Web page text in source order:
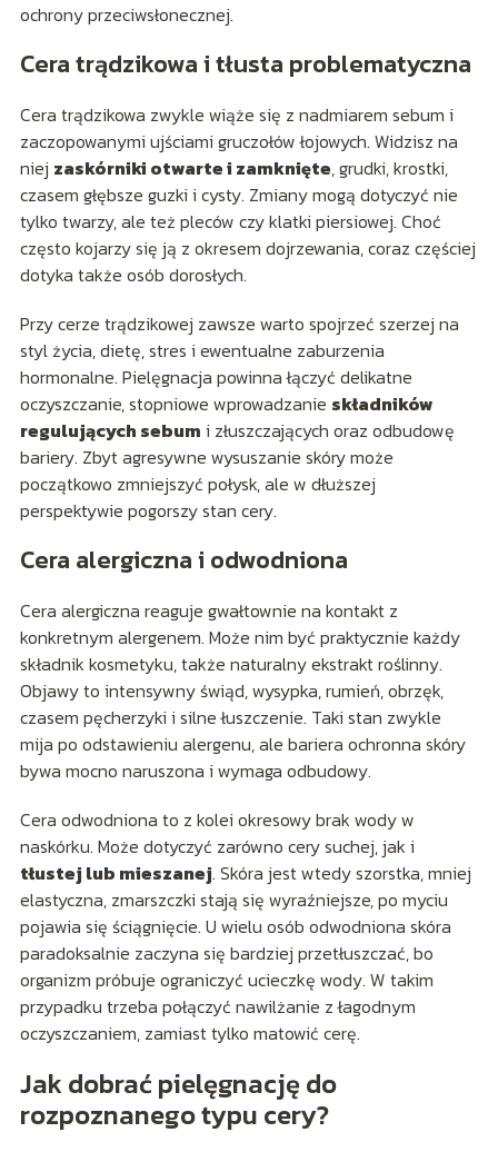
ochrony przeciwsłonecznej.
Cera trądzikowa i tłusta problematyczna
Cera trądzikowa zwykle wiąże się z nadmiarem sebum i
zaczopowanymi ujściami gruczołów łojowych. Widzisz na
niej zaskórniki otwarte i zamknięte, grudki, krostki,
czasem głębsze guzki i cysty. Zmiany mogą dotyczyć nie
tylko twarzy, ale też pleców czy klatki piersiowej. Choć
często kojarzy się ją z okresem dojrzewania, coraz częściej
dotyka także osób dorosłych.
Przy cerze trądzikowej zawsze warto spojrzeć szerzej na
styl życia, dietę, stres i ewentualne zaburzenia
hormonalne. Pielęgnacja powinna łączyć delikatne
oczyszczanie, stopniowe wprowadzanie składników
regulujących sebum i złuszczających oraz odbudowę
bariery. Zbyt agresywne wysuszanie skóry może
początkowo zmniejszyć połysk, ale w dłuższej
perspektywie pogorszy stan cery.
Cera alergiczna i odwodniona
Cera alergiczna reaguje gwałtownie na kontakt z
konkretnym alergenem. Może nim być praktycznie każdy
składnik kosmetyku, także naturalny ekstrakt roślinny.
Objawy to intensywny świąd, wysypka, rumień, obrzęk,
czasem pęcherzyki i silne łuszczenie. Taki stan zwykle
mija po odstawieniu alergenu, ale bariera ochronna skóry
bywa mocno naruszona i wymaga odbudowy.
Cera odwodniona to z kolei okresowy brak wody w
naskórku. Może dotyczyć zarówno cery suchej, jak i
tłustej lub mieszanej. Skóra jest wtedy szorstka, mniej
elastyczna, zmarszczki stają się wyraźniejsze, po myciu
pojawia się ściągnięcie. U wielu osób odwodniona skóra
paradoksalnie zaczyna się bardziej przetłuszczać, bo
organizm próbuje ograniczyć ucieczkę wody. W takim
przypadku trzeba połączyć nawilżanie z łagodnym
oczyszczaniem, zamiast tylko matowić cerę.
Jak dobrać pielęgnację do
rozpoznanego typu cery?